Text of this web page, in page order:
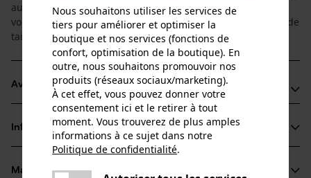
aux femmes. Commandez la taille homme correspondante,
vous trouverez une aide à la conversion dans nos tableaux de
tailles.
Avantages du produit
Liberté de mouvements maximale
Capuche et taille ajustables avec cordon de serrage
Informations sur le produit
Matériau & entretien
Nous souhaitons utiliser les services de
tiers pour améliorer et optimiser la
boutique et nos services (fonctions de
confort, optimisation de la boutique). En
outre, nous souhaitons promouvoir nos
produits (réseaux sociaux/marketing).
À cet effet, vous pouvez donner votre
consentement ici et le retirer à tout
moment. Vous trouverez de plus amples
informations à ce sujet dans notre
Politique de confidentialité.
Une erreur s'est produite. Veuillez
partager